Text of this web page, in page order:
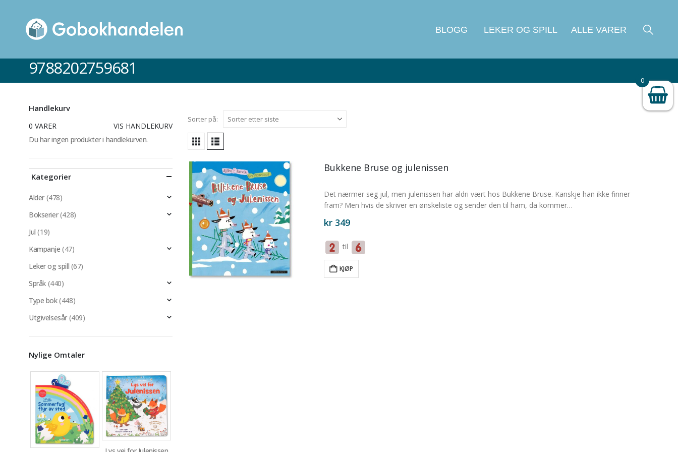
BLOGG LEKER OG SPILL ALLE VARER
9788202759681
Sorter på:
Bukkene Bruse og julenissen
Det nærmer seg jul, men julenissen har aldri vært hos Bukkene Bruse. Kanskje han ikke finner
fram? Men hvis de skriver en ønskeliste og sender den til ham, da kommer…
kr 349
til
KJØP
Handlekurv
0 VARER
VIS HANDLEKURV
Du har ingen produkter i handlekurven.
Kategorier
Alder (478)
Bokserier(428)
Jul (19)
Kampanje (47)
Leker og spill (67)
Språk (440)
Type bok(448)
Utgivelsesår (409)
Nylige Omtaler
0